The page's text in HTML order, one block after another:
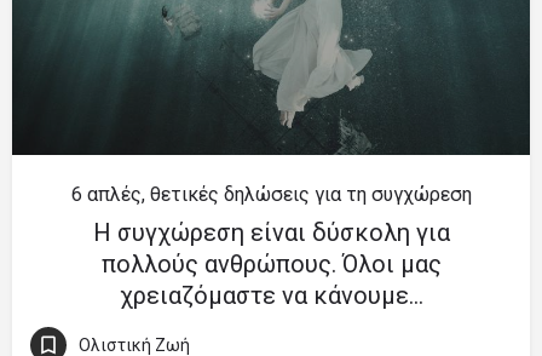
6 απλές, θετικές δηλώσεις για τη συγχώρεση
Η συγχώρεση είναι δύσκολη για
πολλούς ανθρώπους. Όλοι μας
χρειαζόμαστε να κάνουμε…
Ολιστική Ζωή